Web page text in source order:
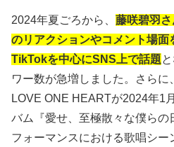
2024年夏ごろから、 藤咲碧羽
のリアクションやコメント場面
TikTokを中心にSNS上で話題
ワー数が急増しました。さらに
LOVE ONE HEARTが2024年1
バム『愛せ、至極散々な僕ら
フォーマンスにおける歌唱シー